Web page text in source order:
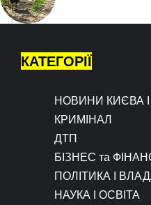
КАТЕГОРІЇ
НОВИНИ КИЄВА І
КРИМІНАЛ
ДТП
БІЗНЕС та
ПОЛІТИКА І
НАУКА І ОСВІТА